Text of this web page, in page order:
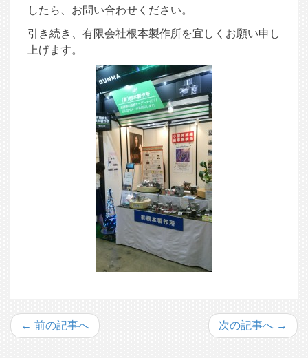
したら、お問い合わせください。
引き続き、有限会社根本製作所を宜しくお願い申し
上げます。
← 前の記事へ 次の記事へ →